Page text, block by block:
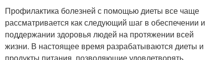
Профилактика болезней с помощью диеты все чаще
рассматривается как следующий шаг в обеспечении и
поддержании здоровья людей на протяжении всей
жизни. В настоящее время разрабатываются диеты и
продукты питания, позволяющие удовлетворять